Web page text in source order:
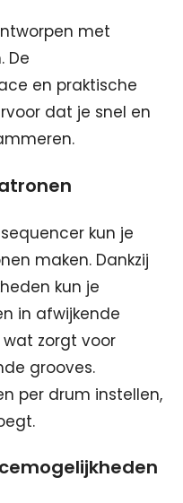
met
De
en praktische
dat je snel en
kun je
maken. Dankzij
kun je
in afwijkende
zorgt voor
grooves.
per drum instellen,